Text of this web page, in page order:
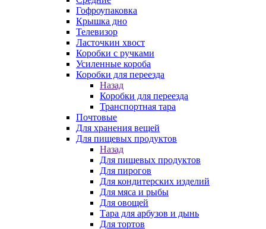
Гофроупаковка
Крышка дно
Телевизор
Ласточкин хвост
Коробки с ручками
Усиленные короба
Коробки для переезда
Назад
Коробки для переезда
Транспортная тара
Почтовые
Для хранения вещей
Для пищевых продуктов
Назад
Для пищевых продуктов
Для пирогов
Для кондитерских изделий
Для мяса и рыбы
Для овощей
Тара для арбузов и дынь
Для тортов